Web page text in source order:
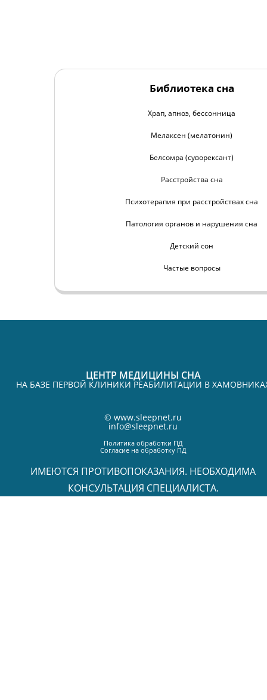
Библиотека сна
Храп, апноэ, бессонница
Мелаксен (мелатонин)
Белсомра (суворексант)
Расстройства сна
Психотерапия при расстройствах сна
Патология органов и нарушения сна
Детский сон
Частые вопросы
ЦЕНТР МЕДИЦИНЫ СНА
НА БАЗЕ ПЕРВОЙ КЛИНИКИ РЕАБИЛИТАЦИИ В
© www.sleepnet.ru
info@sleepnet.ru
Политика обработки ПД
Согласие на обработку ПД
ИМЕЮТСЯ ПРОТИВОПОКАЗАНИЯ. НЕОБХОДИМА
КОНСУЛЬТАЦИЯ СПЕЦИАЛИСТА.